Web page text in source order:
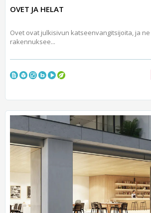
OVET JA HELAT
Ovet ovat julkisivun katseenvangitsijoita, ja
rakennuksee...